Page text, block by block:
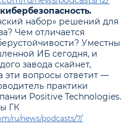
набор» решений для
Чем отличается
Уместны
ИБ сегодня, и
завода скайнет,
эти вопросы ответит —
практики
Positive Technologies.
ГК
ru/news/podcasts/7/